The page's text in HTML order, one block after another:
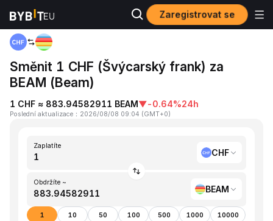
Zaregistrovat se
Domů CHF to BEAM
Směnit 1 CHF (Švýcarský frank) za
BEAM (Beam)
1 CHF ≈ 883.94582911 BEAM▼-0.64%24h
Poslední aktualizace ： 2026/08/08 09:04 (GMT+0)
Zaplatíte
CHF
Obdržíte ~
BEAM
1 10 50 100 500 1000 10000